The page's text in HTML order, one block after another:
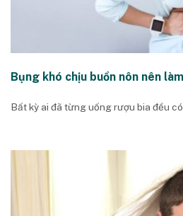
Bụng khó chịu buồn nôn nên
Bất kỳ ai đã từng uống rượu bia đều